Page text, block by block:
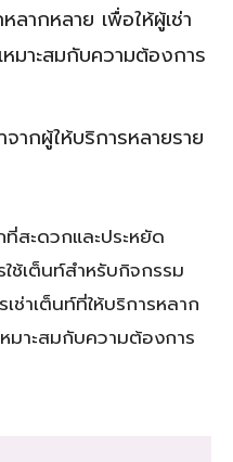
ลากหลาย เพื่อให้ผู้เช่า
มาะสมกับความต้องการ
จากผู้ให้บริการหลายราย
ที่สะดวกและประหยัด
ช้เต็นท์สำหรับกิจกรรม
ช่าเต็นท์ที่ให้บริการหลาก
มาะสมกับความต้องการ